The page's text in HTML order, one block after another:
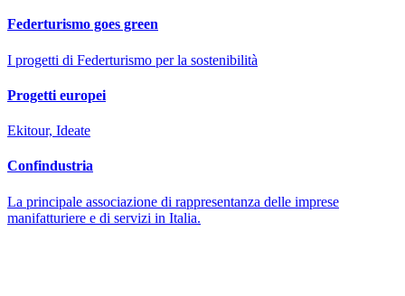
Federturismo goes green
I progetti di Federturismo per la sostenibilità
Progetti europei
Ekitour, Ideate
Confindustria
La principale associazione di rappresentanza delle imprese
manifatturiere e di servizi in Italia.